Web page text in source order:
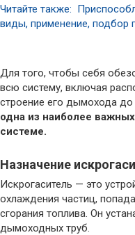
Читайте также:
виды, применение, подбор
Для того, чтобы себя
всю систему, включая
строение его дымохода до
одна из наиболее
системе.
Назначение
Искрогаситель — это
охлаждения частиц,
сгорания топлива. Он
дымоходных труб.